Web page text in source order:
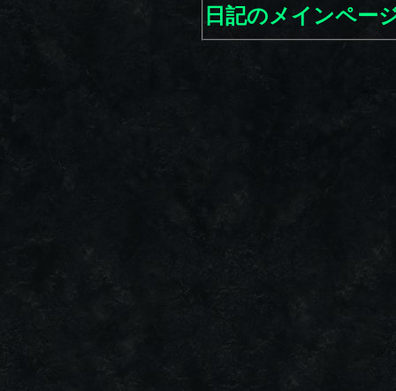
日記のメインペー